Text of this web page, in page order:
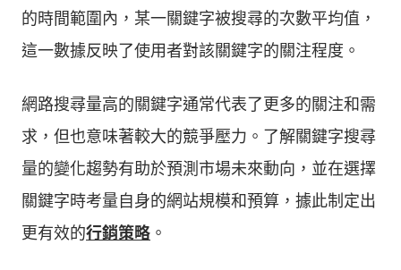
的時間範圍內，某一關鍵字被搜尋的次數平均值，
這一數據反映了使用者對該關鍵字的關注程度。
網路搜尋量高的關鍵字通常代表了更多的關注和需
求，但也意味著較大的競爭壓力。了解關鍵字搜尋
量的變化趨勢有助於預測市場未來動向，並在選擇
關鍵字時考量自身的網站規模和預算，據此制定出
更有效的行銷策略 。